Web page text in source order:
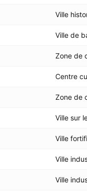
Ville
Ville de
Zone de
Centre
Zone de
Ville sur
Ville
Ville
Ville